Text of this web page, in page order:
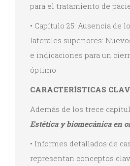
para el tratamiento de
• Capítulo 25: Ausencia de
laterales superiores:
e indicaciones para un
óptimo
CARACTERÍSTICAS
Además de los trece
Estética y biomecánica en
• Informes detallados de
representan conceptos